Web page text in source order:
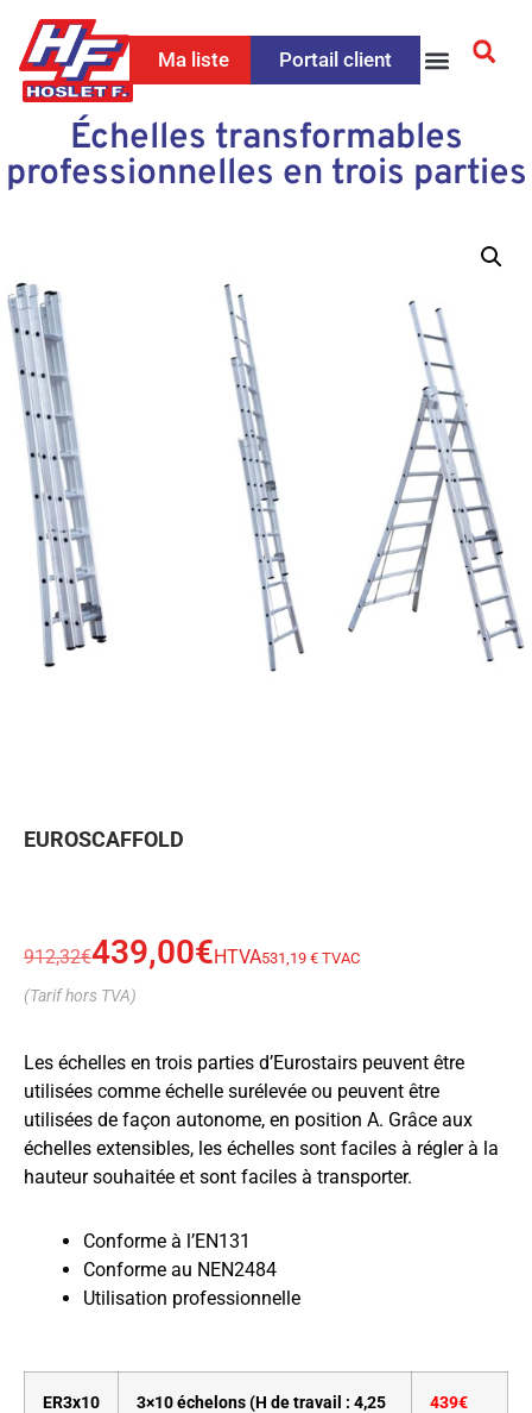
Ma liste Portail client
Échelles transformables
professionnelles en trois parties
EUROSCAFFOLD
912,32€439,00€HTVA531,19 € TVAC
(Tarif hors TVA)
Les échelles en trois parties d’Eurostairs peuvent être
utilisées comme échelle surélevée ou peuvent être
utilisées de façon autonome, en position A. Grâce aux
échelles extensibles, les échelles sont faciles à régler à la
hauteur souhaitée et sont faciles à transporter.
Conforme à l’EN131
Conforme au NEN2484
Utilisation professionnelle
ER3x10
3×10 échelons (H de travail : 4,25
439€